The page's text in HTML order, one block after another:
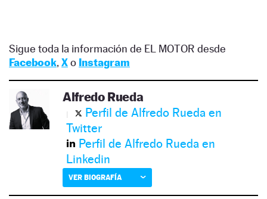
Sigue toda la información de EL MOTOR desde
Facebook, Xo Instagram
Alfredo Rueda
Perfil de Alfredo Rueda en
Twitter
Perfil de Alfredo Rueda en
Linkedin
VER BIOGRAFÍA